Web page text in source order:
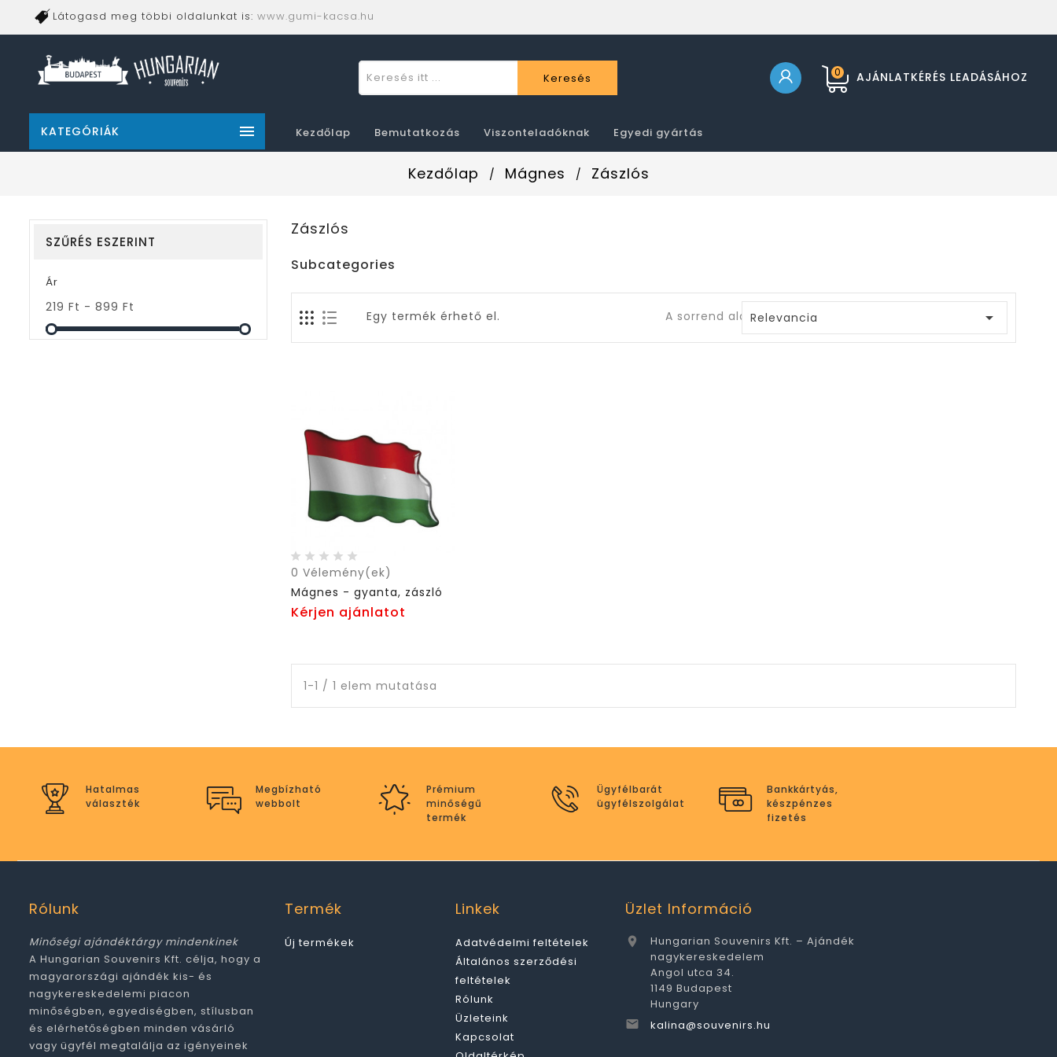
Látogasd meg többi oldalunkat is: www.gumi-kacsa.hu
AJÁNLATKÉRÉS LEADÁSÁHOZ
0
Keresés
KATEGÓRIÁK  Kezdőlap Bemutatkozás Viszonteladóknak Egyedi gyártás
Kezdőlap Mágnes Zászlós
SZŰRÉS ESZERINT
Ár
219 Ft - 899 Ft
Zászlós
Subcategories
Egy termék érhető el. A sorrend alapja:Relevancia 
0 Vélemény(ek)
Mágnes - gyanta, zászló
Kérjen ajánlatot
1-1 / 1 elem mutatása
Hatalmas
választék
Megbízható
webbolt
Prémium
minőségű
termék
Ügyfélbarát
ügyfélszolgálat
Bankkártyás,
készpénzes
fizetés
Rólunk
Minőségi ajándéktárgy mindenkinek
A Hungarian Souvenirs Kft. célja, hogy a
magyarországi ajándék kis- és
nagykereskedelemi piacon
minőségben, egyediségben, stílusban
és elérhetőségben minden vásárló
vagy ügyfél megtalálja az igényeinek
Termék
Új termékek
Linkek
Adatvédelmi feltételek
Általános szerződési
feltételek
Rólunk
Üzleteink
Kapcsolat
Üzlet Információ

Hungarian Souvenirs Kft. – Ajándék
nagykereskedelem
Angol utca 34.
1149 Budapest
Hungary
 kalina@souvenirs.hu